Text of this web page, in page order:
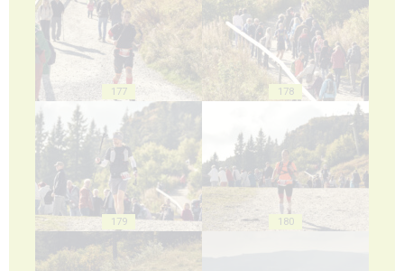
177 178
179 180